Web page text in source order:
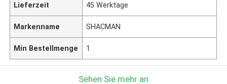
Lieferzeit 45 Werktage
Markenname SHACMAN
Min Bestellmenge 1
Sehen Sie mehr an